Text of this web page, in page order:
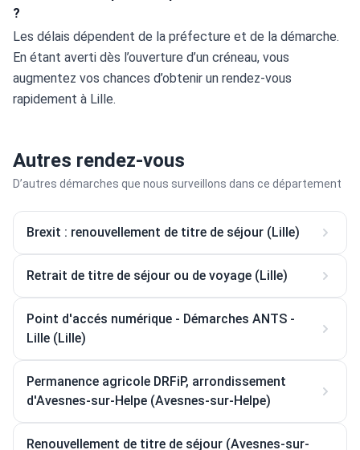
?
Les délais dépendent de la préfecture et de la démarche.
En étant averti dès l’ouverture d’un créneau, vous
augmentez vos chances d’obtenir un rendez-vous
rapidement à Lille.
Autres rendez-vous
D’autres démarches que nous surveillons dans ce département
Brexit : renouvellement de titre de séjour (Lille)
Retrait de titre de séjour ou de voyage (Lille)
Point d'accés numérique - Démarches ANTS -
Lille (Lille)
Permanence agricole DRFiP, arrondissement
d'Avesnes-sur-Helpe (Avesnes-sur-Helpe)
Renouvellement de titre de séjour (Avesnes-sur-